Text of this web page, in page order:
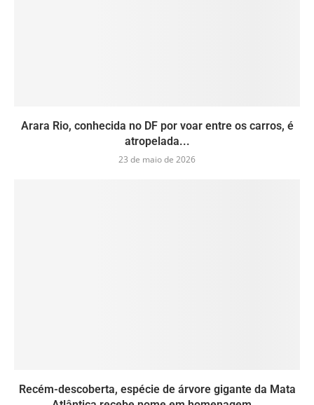
Arara Rio, conhecida no DF por voar entre os carros, é
atropelada...
23 de maio de 2026
Recém-descoberta, espécie de árvore gigante da Mata